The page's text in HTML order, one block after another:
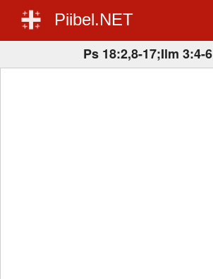
Piibel.NET
Ps 18:2,8-17;Ilm 3:4-6